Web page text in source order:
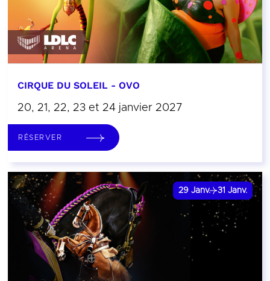
CIRQUE DU SOLEIL - OVO
20, 21, 22, 23 et 24 janvier 2027
RÉSERVER
29 Janv. 31 Janv.